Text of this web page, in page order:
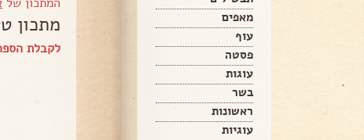
מאפים
עוף
פסטה
עוגות
בשר
ראשונות
עוגיות
מתכון
לקבלת